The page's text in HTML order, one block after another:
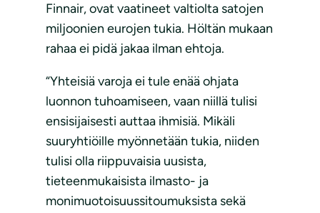
Finnair, ovat vaatineet valtiolta satojen
miljoonien eurojen tukia. Höltän mukaan
rahaa ei pidä jakaa ilman ehtoja.
“Yhteisiä varoja ei tule enää ohjata
luonnon tuhoamiseen, vaan niillä tulisi
ensisijaisesti auttaa ihmisiä. Mikäli
suuryhtiöille myönnetään tukia, niiden
tulisi olla riippuvaisia uusista,
tieteenmukaisista ilmasto- ja
monimuotoisuussitoumuksista sekä